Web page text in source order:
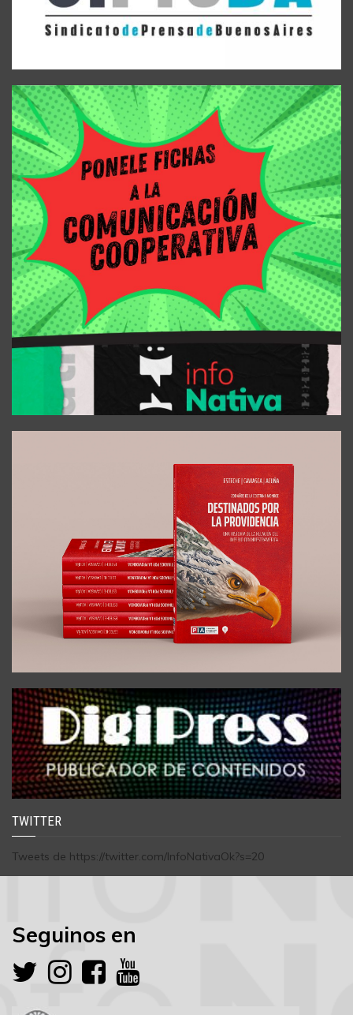
TWITTER
Tweets de https://twitter.com/InfoNativaOk?s=20
Seguinos en